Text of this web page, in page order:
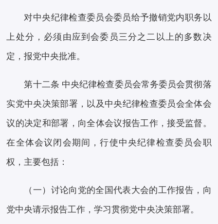
对中央纪律检查委员会委员给予撤销党内职务以
上处分，必须由应到会委员三分之二以上的多数决
定，报党中央批准。
第十二条 中央纪律检查委员会常务委员会贯彻落
实党中央决策部署，以及中央纪律检查委员会全体会
议的决定和部署，向全体会议报告工作，接受监督。
在全体会议闭会期间，行使中央纪律检查委员会职
权，主要包括：
（一）讨论向党的全国代表大会的工作报告，向
党中央请示报告工作，学习贯彻党中央决策部署。